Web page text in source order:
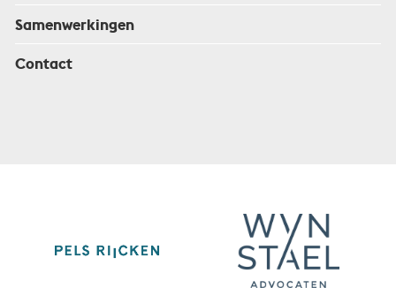
Samenwerkingen
Contact